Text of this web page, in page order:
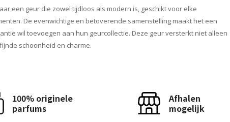
een geur die zowel tijdloos als modern is, geschikt voor elke
De evenwichtige en betoverende samenstelling maakt het een
wil toevoegen aan hun geurcollectie. Deze geur versterkt niet alleen
schoonheid en charme.
100% originele
parfums
Afhalen
mogelijk